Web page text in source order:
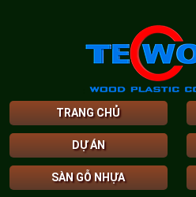
TRANG CHỦ
DỰ ÁN
SÀN GỖ NHỰA